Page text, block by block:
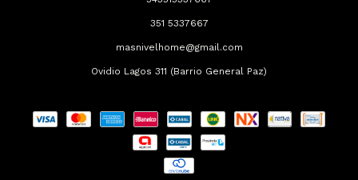
351 5337667
masnivelhome@gmail.com
Ovidio Lagos 311 (Barrio General Paz)